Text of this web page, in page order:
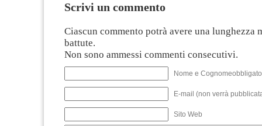
Scrivi un commento
Ciascun commento potrà avere una lunghezza
battute.
Non sono ammessi commenti consecutivi.
Nome e
E-mail (non verrà
Sito Web